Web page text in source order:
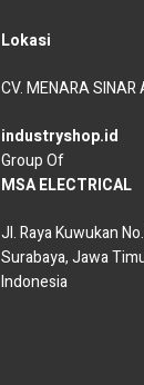
Lokasi
CV. MENARA SINAR
industryshop.id
Group Of
MSA ELECTRICAL
Jl. Raya Kuwukan
Surabaya, Jawa
Indonesia